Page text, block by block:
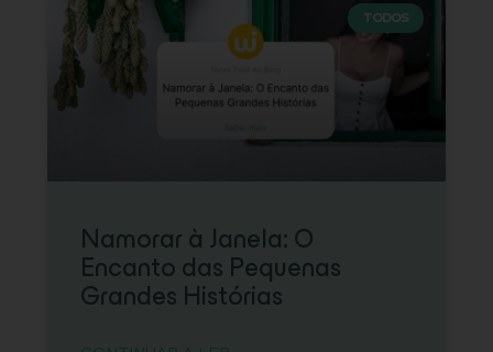
TODOS
Namorar à Janela: O
Encanto das Pequenas
Grandes Histórias